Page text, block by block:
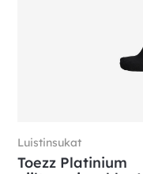
Luistinsukat
Toezz Platinium